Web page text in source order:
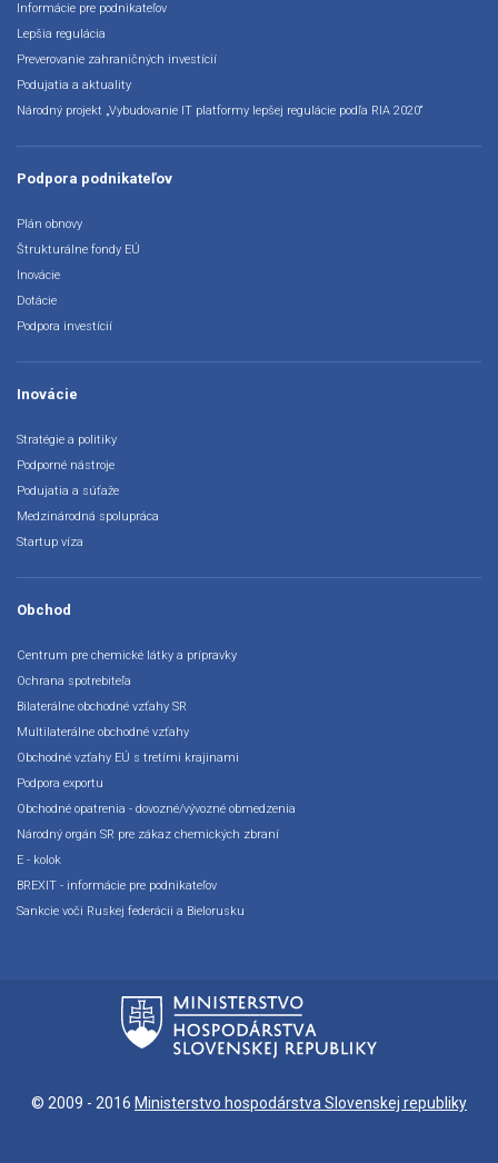
Informácie pre podnikateľov
Lepšia regulácia
Preverovanie zahraničných investícií
Podujatia a aktuality
Národný projekt „Vybudovanie IT platformy lepšej regulácie podľa RIA 2020“
Podpora podnikateľov
Plán obnovy
Štrukturálne fondy EÚ
Inovácie
Dotácie
Podpora investícií
Inovácie
Stratégie a politiky
Podporné nástroje
Podujatia a súťaže
Medzinárodná spolupráca
Startup víza
Obchod
Centrum pre chemické látky a prípravky
Ochrana spotrebiteľa
Bilaterálne obchodné vzťahy SR
Multilaterálne obchodné vzťahy
Obchodné vzťahy EÚ s tretími krajinami
Podpora exportu
Obchodné opatrenia - dovozné/vývozné obmedzenia
Národný orgán SR pre zákaz chemických zbraní
E - kolok
BREXIT - informácie pre podnikateľov
Sankcie voči Ruskej federácii a Bielorusku
© 2009 - 2016 Ministerstvo hospodárstva Slovenskej republiky